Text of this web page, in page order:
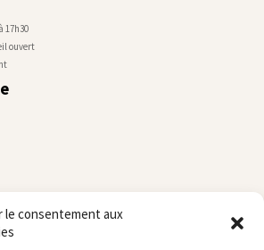
le consentement aux
17h30
ouvert
17h30